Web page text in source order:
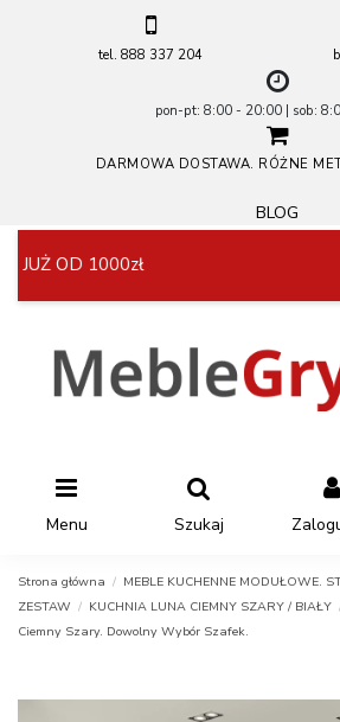
tel. 888 337 204
pon-pt: 8:00 - 20:00 | sob:
DARMOWA DOSTAWA. RÓŻNE
BLOG
JUŻ OD 1000zł
Menu Szukaj
Strona główna
MEBLE KUCHENNE MODUŁOWE.
ZESTAW
KUCHNIA LUNA CIEMNY SZARY / BIAŁY
Ciemny Szary. Dowolny Wybór Szafek.